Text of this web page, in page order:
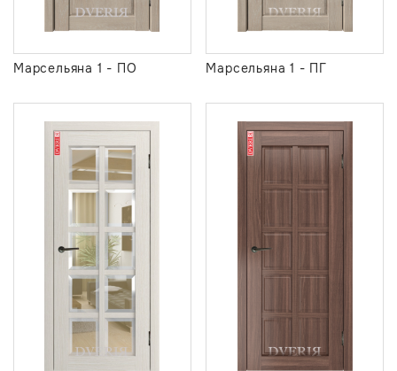
Марсельяна 1 - ПО Марсельяна 1 - ПГ